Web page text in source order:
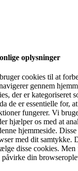
oplysninger
cookies til at
gennem
der er kategoriseret
de er essentielle for,
fungerer. Vi
hjælper os med at
hjemmeside.
med dit samtykke.
disse cookies. Men
din